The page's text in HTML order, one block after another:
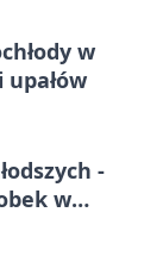
w
upałów
-
w